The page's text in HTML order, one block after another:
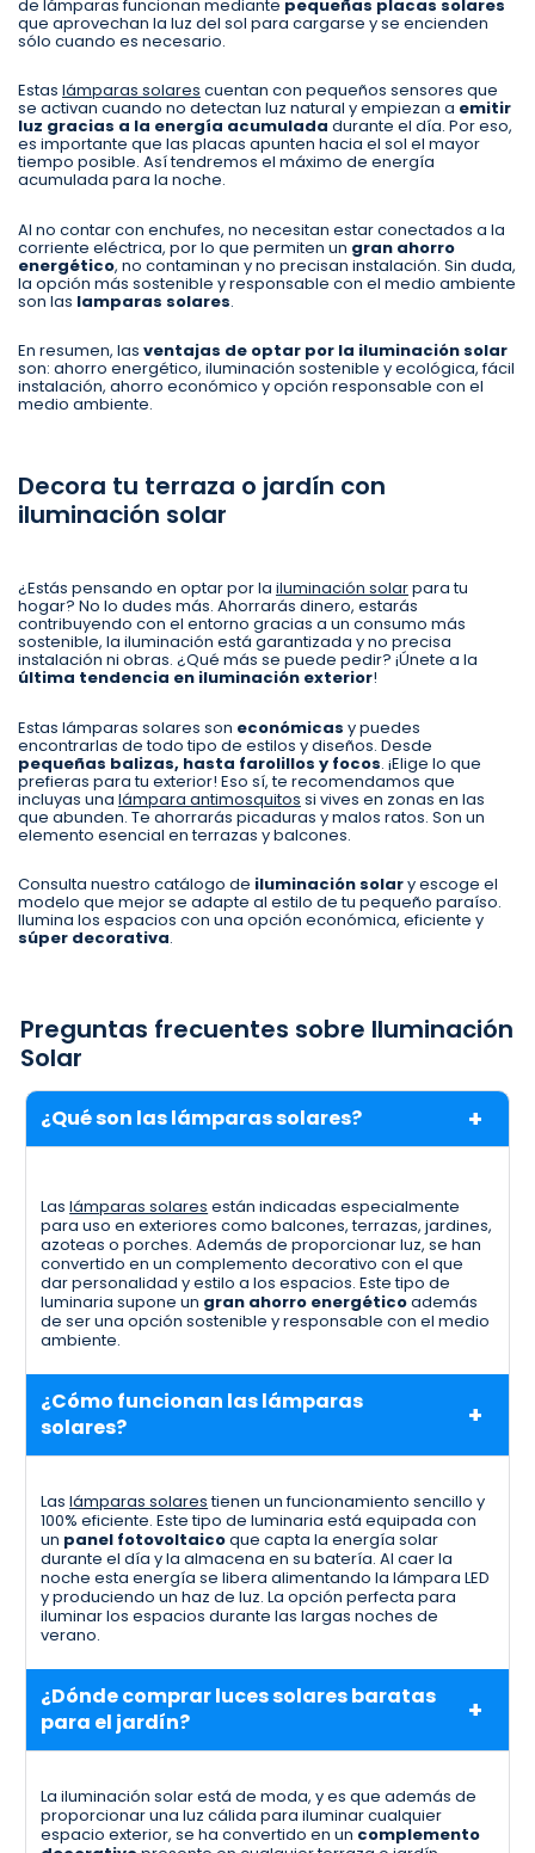
de lámparas funcionan mediante pequeñas placas solares
que aprovechan la luz del sol para cargarse y se encienden
sólo cuando es necesario.
Estas lámparas solares cuentan con pequeños sensores que
se activan cuando no detectan luz natural y empiezan a emitir
luz gracias a la energía acumulada durante el día. Por eso,
es importante que las placas apunten hacia el sol el mayor
tiempo posible. Así tendremos el máximo de energía
acumulada para la noche.
Al no contar con enchufes, no necesitan estar conectados a la
corriente eléctrica, por lo que permiten un gran ahorro
energético, no contaminan y no precisan instalación. Sin duda,
la opción más sostenible y responsable con el medio ambiente
son las lamparas solares.
En resumen, las ventajas de optar por la iluminación solar
son: ahorro energético, iluminación sostenible y ecológica, fácil
instalación, ahorro económico y opción responsable con el
medio ambiente.
Decora tu terraza o jardín con
iluminación solar
¿Estás pensando en optar por la iluminación solarpara tu
hogar? No lo dudes más. Ahorrarás dinero, estarás
contribuyendo con el entorno gracias a un consumo más
sostenible, la iluminación está garantizada y no precisa
instalación ni obras. ¿Qué más se puede pedir? ¡Únete a la
última tendencia en iluminación exterior!
Estas lámparas solares son económicas y puedes
encontrarlas de todo tipo de estilos y diseños. Desde
pequeñas balizas, hasta farolillos y focos. ¡Elige lo que
prefieras para tu exterior! Eso sí, te recomendamos que
incluyas una lámpara antimosquitos si vives en zonas en las
que abunden. Te ahorrarás picaduras y malos ratos. Son un
elemento esencial en terrazas y balcones.
Consulta nuestro catálogo de iluminación solary escoge el
modelo que mejor se adapte al estilo de tu pequeño paraíso.
Ilumina los espacios con una opción económica, eficiente y
súper decorativa.
Preguntas frecuentes sobre Iluminación
Solar
¿Qué son las lámparas solares?
Laslámparas solares están indicadas especialmente
para uso en exteriores como balcones, terrazas, jardines,
azoteas o porches. Además de proporcionar luz, se han
convertido en un complemento decorativo con el que
dar personalidad y estilo a los espacios. Este tipo de
luminaria supone un gran ahorro energéticoademás
de ser una opción sostenible y responsable con el medio
ambiente.
¿Cómo funcionan las lámparas
solares?
Laslámparas solarestienen un funcionamiento sencillo y
100% eficiente. Este tipo de luminaria está equipada con
un panel fotovoltaicoque capta la energía solar
durante el día y la almacena en su batería. Al caer la
noche esta energía se libera alimentando la lámpara LED
y produciendo un haz de luz. La opción perfecta para
iluminar los espacios durante las largas noches de
verano.
¿Dónde comprar luces solares baratas
para el jardín?
La iluminación solar está de moda, y es que además de
proporcionar una luz cálida para iluminar cualquier
espacio exterior, se ha convertido en un complemento